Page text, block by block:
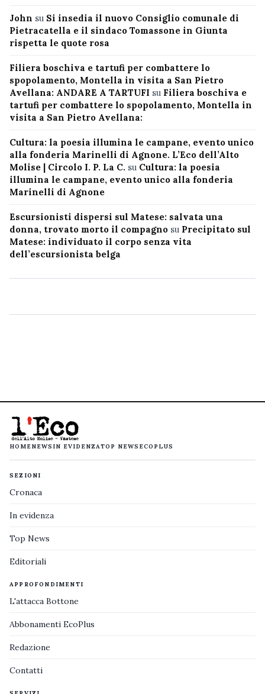
John su Si insedia il nuovo Consiglio comunale di
Pietracatella e il sindaco Tomassone in Giunta
rispetta le quote rosa
Filiera boschiva e tartufi per combattere lo
spopolamento, Montella in visita a San Pietro
Avellana: ANDARE A TARTUFI su Filiera boschiva e
tartufi per combattere lo spopolamento, Montella in
visita a San Pietro Avellana:
Cultura: la poesia illumina le campane, evento unico
alla fonderia Marinelli di Agnone. L’Eco dell’Alto
Molise | Circolo I. P. La C. su Cultura: la poesia
illumina le campane, evento unico alla fonderia
Marinelli di Agnone
Escursionisti dispersi sul Matese: salvata una
donna, trovato morto il compagno su Precipitato sul
Matese: individuato il corpo senza vita
dell’escursionista belga
HOMENEWS IN EVIDENZATOP NEWS ECOPLUS
SEZIONI
Cronaca
In evidenza
Top News
Editoriali
APPROFONDIMENTI
L'attacca Bottone
Abbonamenti EcoPlus
Redazione
Contatti